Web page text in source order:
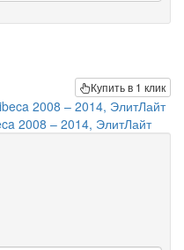
Купить в 1 клик
2008 – 2014, ЭлитЛайт